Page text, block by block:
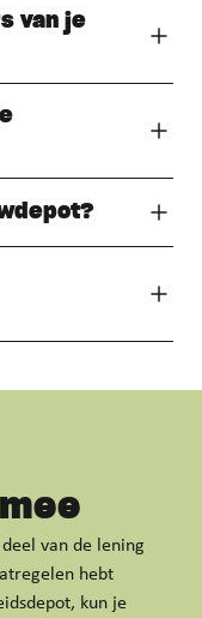
van je
mee
van de lening
hebt
kun je